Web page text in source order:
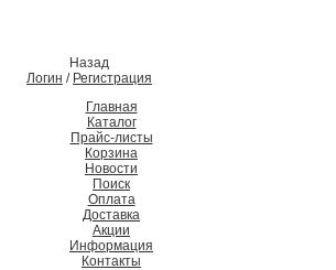
Назад
Логин / Регистрация
Главная
Каталог
Прайс-листы
Корзина
Новости
Поиск
Оплата
Доставка
Акции
Информация
Контакты